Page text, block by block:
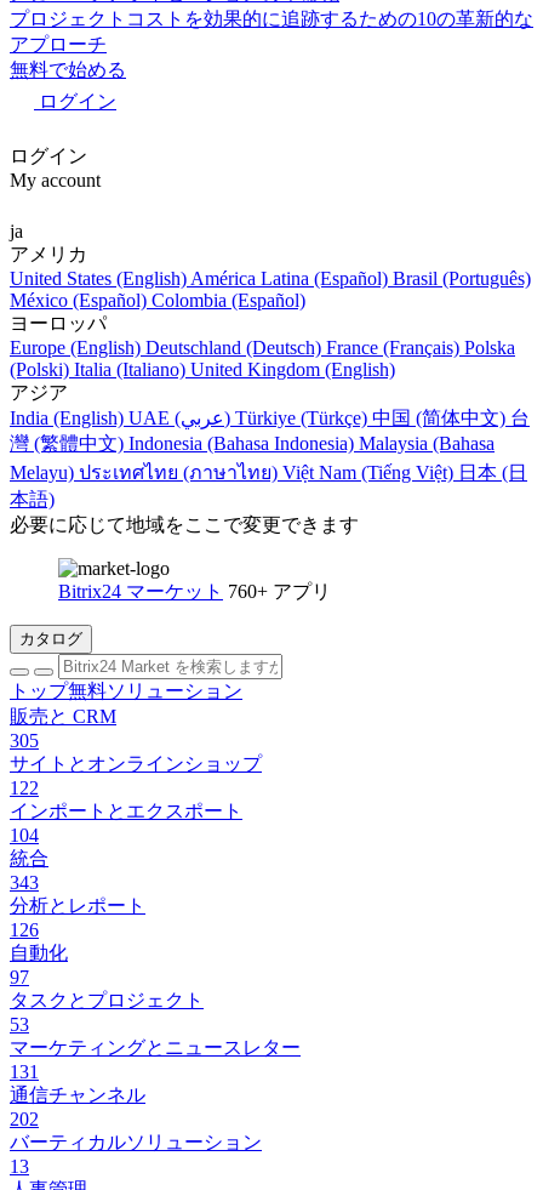
プロジェクトコストを効果的に追跡するための10の革新的な
アプローチ
無料で始める
ログイン
ログイン
My account
ja
アメリカ
United States (English) América Latina (Español) Brasil (Português)
México (Español) Colombia (Español)
ヨーロッパ
Europe (English) Deutschland (Deutsch) France (Français) Polska
(Polski) Italia (Italiano) United Kingdom (English)
アジア
India (English)
UAE (عربي) Türkiye (Türkçe) 中国 (简体中文) 台
灣 (繁體中文) Indonesia (Bahasa Indonesia) Malaysia (Bahasa
Melayu) ประเทศไทย (ภาษาไทย) Việt Nam (Tiếng Việt) 日本 (日
本語)
必要に応じて地域をここで変更できます
Bitrix24 マーケット 760+ アプリ
カタログ
トップ無料ソリューション
販売と CRM
305
サイトとオンラインショップ
122
インポートとエクスポート
104
統合
343
分析とレポート
126
自動化
97
タスクとプロジェクト
53
マーケティングとニュースレター
131
通信チャンネル
202
バーティカルソリューション
13